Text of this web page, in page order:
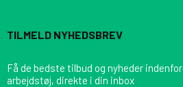
TILMELD NYHEDSBREV
Få de bedste tilbud og nyheder indenfor
arbejdstøj, direkte i din inbox